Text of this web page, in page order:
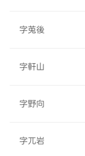
字莵後
字軒山
字野向
字兀岩